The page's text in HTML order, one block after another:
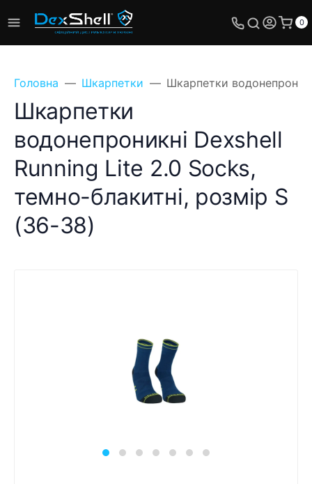
0
Головна Шкарпетки Шкарпетки
Шкарпетки
водонепроникні Dexshell
Running Lite 2.0 Socks,
темно-блакитні, розмір S
(36-38)